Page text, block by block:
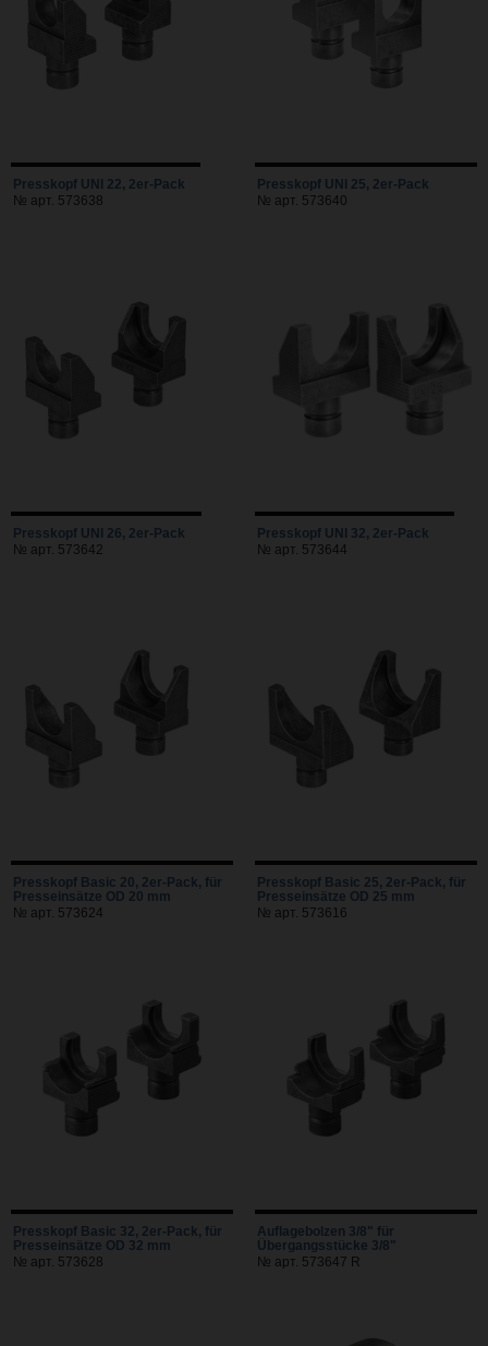
Presskopf UNI 22, 2er-Pack
№ арт. 573638
Presskopf UNI 25, 2er-Pack
№ арт. 573640
Presskopf UNI 26, 2er-Pack
№ арт. 573642
Presskopf UNI 32, 2er-Pack
№ арт. 573644
Presskopf Basic 20, 2er-Pack, für
Presseinsätze OD 20 mm
№ арт. 573624
Presskopf Basic 25, 2er-Pack, für
Presseinsätze OD 25 mm
№ арт. 573616
Presskopf Basic 32, 2er-Pack, für
Presseinsätze OD 32 mm
№ арт. 573628
Auflagebolzen 3/8" für
Übergangsstücke 3/8"
№ арт. 573647 R